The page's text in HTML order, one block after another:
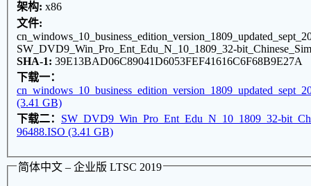
架构: x86
文件:
SW_DVD9_Win_Pro_Ent_Edu_N_10_1809_32-
SHA-1: 39E13BAD06C89041D6053FEF41616C6F68B9E27A
下载一：
(3.41 GB)
下载二： SW_DVD9_Win_Pro_Ent_Edu_N_10_1809_32-
96488.ISO (3.41 GB)
简体中文 – 企业版 LTSC 2019